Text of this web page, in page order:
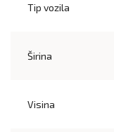
Tip vozila
Širina
Visina